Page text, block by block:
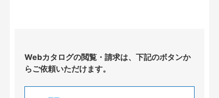
Webカタログの閲覧・請求は、下記のボタンか
らご依頼いただけます。